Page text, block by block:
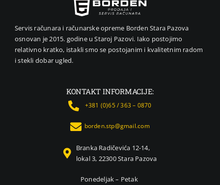
Servis računara i računarske opreme Borden Stara Pazova
osnovan je 2015. godine u Staroj Pazovi. Iako postojimo
relativno kratko, istakli smo se postojanim i kvalitetnim radom
i stekli dobar ugled.
KONTAKT INFORMACIJE:
+381 (0)65 / 363 – 0870
borden.stp@gmail.com
Branka Radičevića 12-14,
lokal 3, 22300 Stara Pazova
Ponedeljak – Petak